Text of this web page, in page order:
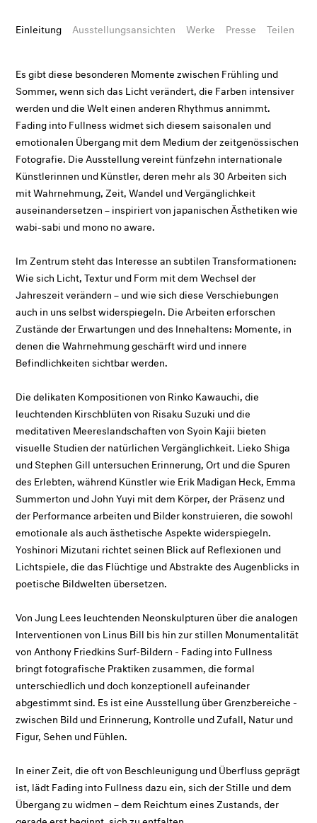
Einleitung Ausstellungsansichten Werke Presse Teilen
Es gibt diese besonderen Momente zwischen Frühling und
Sommer, wenn sich das Licht verändert, die Farben intensiver
werden und die Welt einen anderen Rhythmus annimmt.
Fading into Fullnesswidmet sich diesem saisonalen und
emotionalen Übergang mit dem Medium der zeitgenössischen
Fotografie. Die Ausstellung vereint fünfzehn internationale
Künstlerinnen und Künstler, deren mehr als 30 Arbeiten sich
mit Wahrnehmung, Zeit, Wandel und Vergänglichkeit
auseinandersetzen – inspiriert von japanischen Ästhetiken wie
wabi-sabi undmono no aware
Im Zentrum steht das Interesse an subtilen Transformationen:
Wie sich Licht, Textur und Form mit dem Wechsel der
Jahreszeit verändern – und wie sich diese Verschiebungen
auch in uns selbst widerspiegeln. Die Arbeiten erforschen
Zustände der Erwartungen und des Innehaltens: Momente, in
denen die Wahrnehmung geschärft wird und innere
Befindlichkeiten sichtbar werden.
Die delikaten Kompositionen von Rinko Kawauchi, die
leuchtenden Kirschblüten von Risaku Suzuki und die
meditativen Meereslandschaften von Syoin Kajii bieten
visuelle Studien der natürlichen Vergänglichkeit. Lieko Shiga
und Stephen Gill untersuchen Erinnerung, Ort und die Spuren
des Erlebten, während Künstler wie Erik Madigan Heck, Emma
Summerton und John Yuyi mit dem Körper, der Präsenz und
der Performance arbeiten und Bilder konstruieren, die sowohl
emotionale als auch ästhetische Aspekte widerspiegeln.
Yoshinori Mizutani richtet seinen Blick auf Reflexionen und
Lichtspiele, die das Flüchtige und Abstrakte des Augenblicks in
poetische Bildwelten übersetzen.
Von Jung Lees leuchtenden Neonskulpturen über die analogen
Interventionen von Linus Bill bis hin zur stillen Monumentalität
von Anthony Friedkins Surf-Bildern - Fading into Fullness
bringt fotografische Praktiken zusammen, die formal
unterschiedlich und doch konzeptionell aufeinander
abgestimmt sind. Es ist eine Ausstellung über Grenzbereiche -
zwischen Bild und Erinnerung, Kontrolle und Zufall, Natur und
Figur, Sehen und Fühlen.
In einer Zeit, die oft von Beschleunigung und Überfluss geprägt
ist, lädtFading into Fullnessdazu ein, sich der Stille und dem
Übergang zu widmen – dem Reichtum eines Zustands, der
gerade erst beginnt, sich zu entfalten.